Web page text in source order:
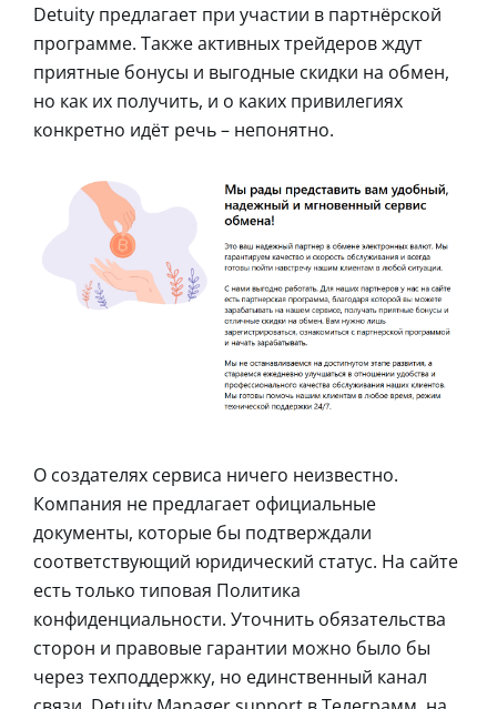
Detuity предлагает при участии в партнёрской
программе. Также активных трейдеров ждут
приятные бонусы и выгодные скидки на обмен,
но как их получить, и о каких привилегиях
конкретно идёт речь – непонятно.
О создателях сервиса ничего неизвестно.
Компания не предлагает официальные
документы, которые бы подтверждали
соответствующий юридический статус. На сайте
есть только типовая Политика
конфиденциальности. Уточнить обязательства
сторон и правовые гарантии можно было бы
через техподдержку, но единственный канал